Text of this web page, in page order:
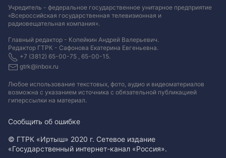
Учредитель - федеральное государственное унитарное предприятие
«Всероссийская государственная телевизионная и
радиовещательная компания».
Главный редактор - Копейкин Андрей Валерьевич.
Редактор ГТРК - Сафонова Екатерина Евгеньевна.
+7 (3812) 65-00-75 , 65-00-15.
gtrk@inbox.ru
Любое использование текстовых, фото, аудио и видеоматериалов
возможна с указанием источника с обязательной публикацией
гиперссылки на материал.
Сообщить об ошибке
© ГТРК «Иртыш» 2020 г. Сетевое издание
«Государственный интернет-канал «Россия».